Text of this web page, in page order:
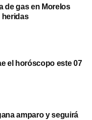
de gas en Morelos
heridas
el horóscopo este 07
amparo y seguirá